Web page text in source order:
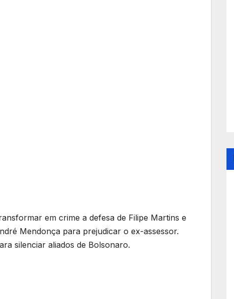
em crime a defesa de Filipe Martins e
Mendonça para prejudicar o ex-assessor.
silenciar aliados de Bolsonaro.